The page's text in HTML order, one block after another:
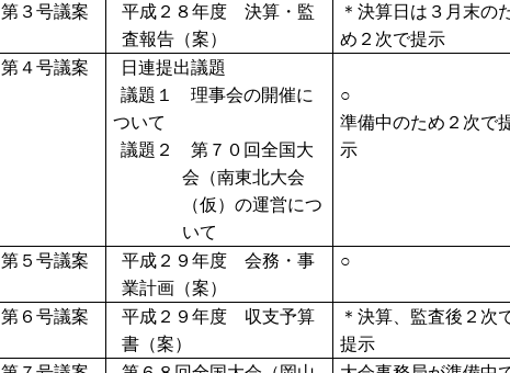
第３号議案
平成２８年度 決算・監
査報告（案）
＊決算日は３月末の
め２次で提示
第４号議案
日連提出議題
議題１ 理事会の開催に
ついて
議題２ 第７０回全国大
会（南東北大会
（仮）の運営につ
いて
○
準備中のため２次で
示
第５号議案
平成２９年度 会務・事
業計画（案）
○
第６号議案
平成２９年度 収支予算
書（案）
＊決算、監査後２次
提示